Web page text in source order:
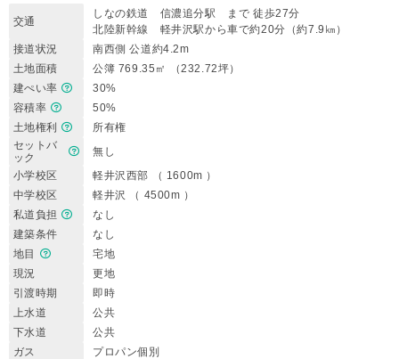
交通
しなの鉄道 信濃追分駅 まで 徒歩27分
北陸新幹線 軽井沢駅から車で約20分（約7.9㎞）
接道状況
南西側 公道約4.2m
土地面積
公簿 769.35㎡ （232.72坪）
建ぺい率
30%
容積率
50%
土地権利
所有権
セットバ
ック
無し
小学校区
軽井沢西部 （ 1600m ）
中学校区
軽井沢 （ 4500m ）
私道負担
なし
建築条件
なし
地目
宅地
現況
更地
引渡時期
即時
上水道
公共
下水道
公共
ガス
プロパン個別